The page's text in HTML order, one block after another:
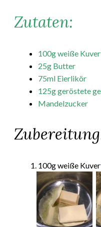
Zutaten:
100g weiße
25g Butter
75ml Eierlikör
125g geröstete
Mandelzucker
100g weiße